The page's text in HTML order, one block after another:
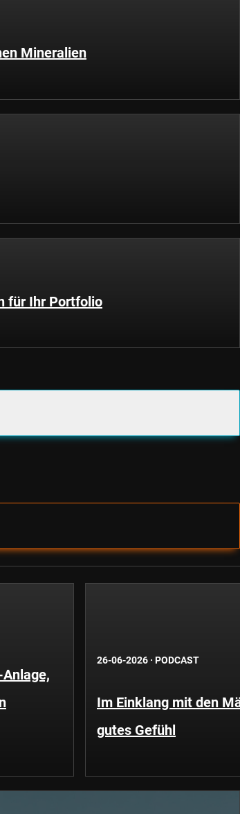
Mineralien
für Ihr Portfolio
26-06-2026 · PODCAST
Im Einklang mit den
gutes Gefühl